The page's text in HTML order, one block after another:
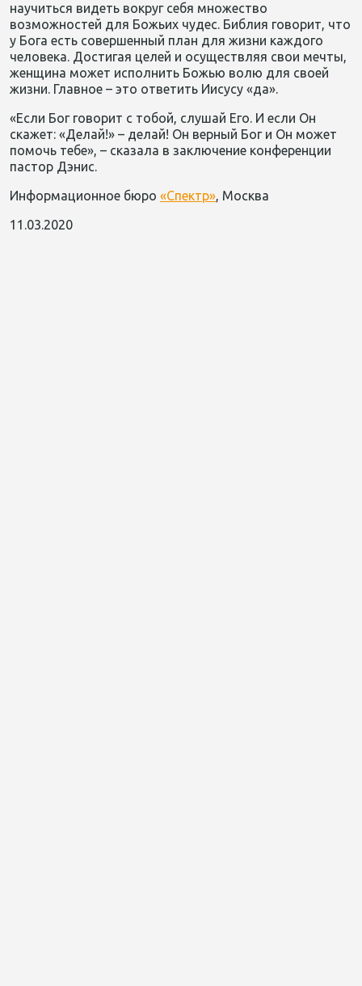
научиться видеть вокруг себя множество
возможностей для Божьих чудес. Библия говорит, что
у Бога есть совершенный план для жизни каждого
человека. Достигая целей и осуществляя свои мечты,
женщина может исполнить Божью волю для своей
жизни. Главное – это ответить Иисусу «да».
«Если Бог говорит с тобой, слушай Его. И если Он
скажет: «Делай!» – делай! Он верный Бог и Он может
помочь тебе», – сказала в заключение конференции
пастор Дэнис.
Информационное бюро «Спектр», Москва
11.03.2020